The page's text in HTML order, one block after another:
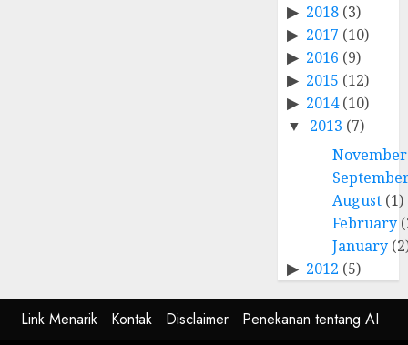
2018 (3)
2017 (10)
2016 (9)
2015 (12)
2014(10)
2013 (7)
November
August (1)
February
January
2012 (5)
Link Menarik Kontak Disclaimer Penekanan tentang AI